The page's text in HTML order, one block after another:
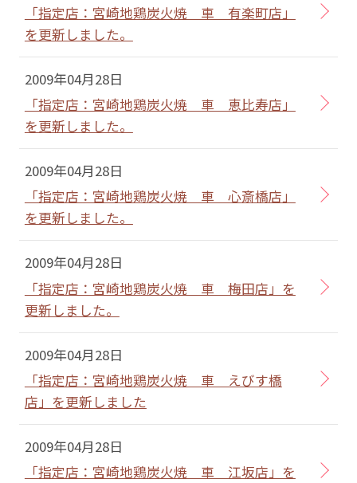
「指定店：宮崎地鶏炭火焼 車 有楽町店」
を更新しました。
2009年04月28日
「指定店：宮崎地鶏炭火焼 車 恵比寿店」
を更新しました。
2009年04月28日
「指定店：宮崎地鶏炭火焼 車 心斎橋店」
を更新しました。
2009年04月28日
「指定店：宮崎地鶏炭火焼 車 梅田店」を
更新しました。
2009年04月28日
「指定店：宮崎地鶏炭火焼 車 えびす橋
店」を更新しました
2009年04月28日
「指定店：宮崎地鶏炭火焼 車 江坂店」を